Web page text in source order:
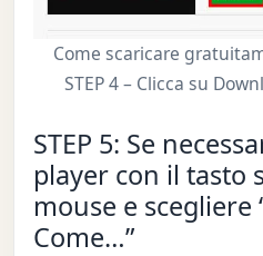
Come scaricare
STEP 4 – Clicca su
STEP 5: Se
player con il tasto
mouse e scegliere
Come…”